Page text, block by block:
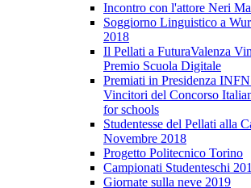
Incontro con l'attore Neri
Soggiorno Linguistico a
2018
Il Pellati a FuturaValenza
Premio Scuola Digitale
Premiati in Presidenza
Vincitori del Concorso
for schools
Studentesse del Pellati alla
Novembre 2018
Progetto Politecnico Torino
Campionati Studenteschi
Giornate sulla neve 2019